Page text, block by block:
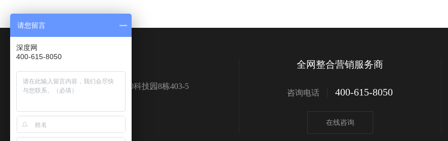
深圳市龙华区民治街道1970科技园8栋403-5
全网整合营销服务商
咨询电话 400-615-8050
在线咨询
请您留言
深度网
400-615-8050